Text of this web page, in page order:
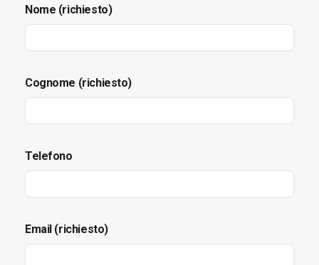
Nome (richiesto)
Cognome (richiesto)
Telefono
Email (richiesto)